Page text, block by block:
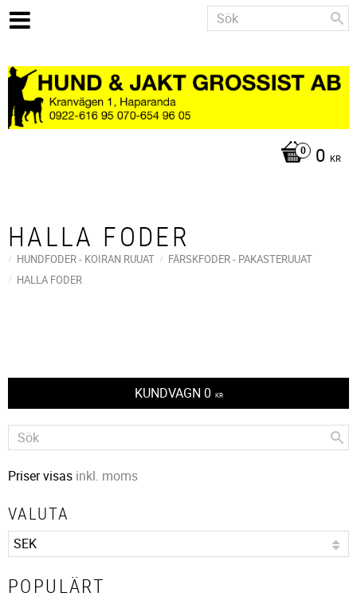
0 KR
HALLA FODER
HUNDFODER - KOIRAN RUUAT
FÄRSKFODER - PAKASTERUUAT
HALLA FODER
KUNDVAGN 0 KR
Priser visas inkl. moms
VALUTA
POPULÄRT